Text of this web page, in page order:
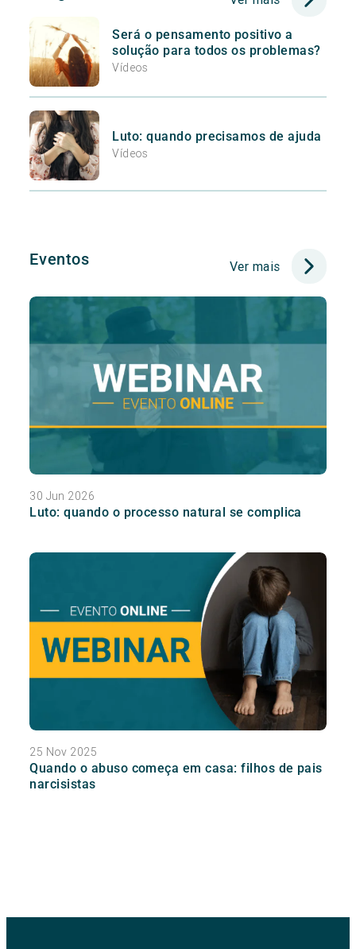
Será o pensamento positivo a
solução para todos os problemas?
Vídeos
Luto: quando precisamos de ajuda
Vídeos
Eventos Ver mais
30 Jun 2026
Luto: quando o processo natural se complica
25 Nov 2025
Quando o abuso começa em casa: filhos de pais
narcisistas